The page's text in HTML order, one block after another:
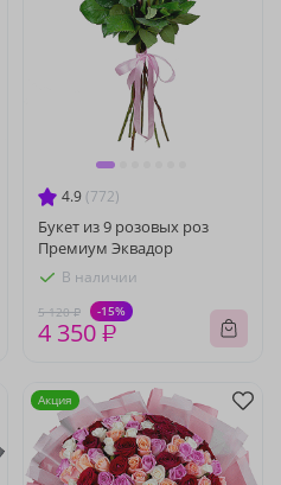
4.9 (772)
Букет из 9 розовых роз
Премиум Эквадор
В наличии
5 120 ₽ -15%
4 350 ₽
Акция